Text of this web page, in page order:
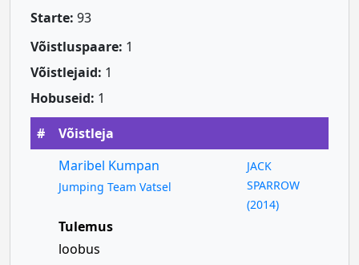
Starte: 93
Võistluspaare: 1
Võistlejaid: 1
Hobuseid: 1
#
Võistleja
Maribel Kumpan
Jumping Team Vatsel
JACK
SPARROW
(2014)
Tulemus
loobus